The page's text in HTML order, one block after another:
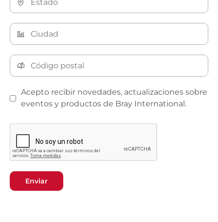
Acepto recibir novedades, actualizaciones sobre
eventos y productos de Bray International.
Enviar